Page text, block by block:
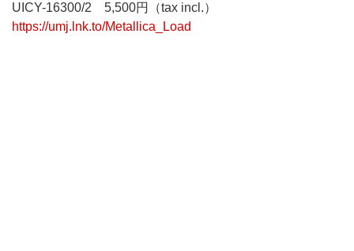
UICY-16300/2 5,500円（tax incl.）
https://umj.lnk.to/Metallica_Load